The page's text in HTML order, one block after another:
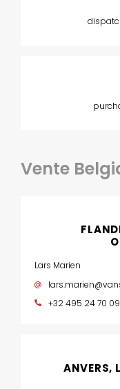
Vente
Lars Marien
+32 495 24 70 09
ANVERS,